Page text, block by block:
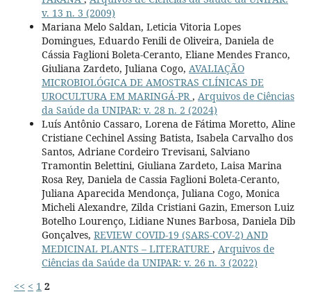
v. 13 n. 3 (2009)
Mariana Melo Saldan, Leticia Vitoria Lopes
Domingues, Eduardo Fenili de Oliveira, Daniela de
Cássia Faglioni Boleta-Ceranto, Eliane Mendes Franco,
Giuliana Zardeto, Juliana Cogo, AVALIAÇÃO
MICROBIOLÓGICA DE AMOSTRAS CLÍNICAS DE
UROCULTURA EM MARINGÁ-PR, Arquivos de Ciências
da Saúde da UNIPAR: v. 28 n. 2 (2024)
Luís Antônio Cassaro, Lorena de Fátima Moretto, Aline
Cristiane Cechinel Assing Batista, Isabela Carvalho dos
Santos, Adriane Cordeiro Trevisani, Salviano
Tramontin Belettini, Giuliana Zardeto, Laisa Marina
Rosa Rey, Daniela de Cassia Faglioni Boleta-Ceranto,
Juliana Aparecida Mendonça, Juliana Cogo, Monica
Micheli Alexandre, Zilda Cristiani Gazin, Emerson Luiz
Botelho Lourenço, Lidiane Nunes Barbosa, Daniela Dib
Gonçalves, REVIEW COVID-19 (SARS-COV-2) AND
MEDICINAL PLANTS – LITERATURE , Arquivos de
Ciências da Saúde da UNIPAR: v. 26 n. 3 (2022)
<< < 1 2